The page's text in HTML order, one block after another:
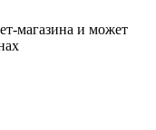
магазина и может